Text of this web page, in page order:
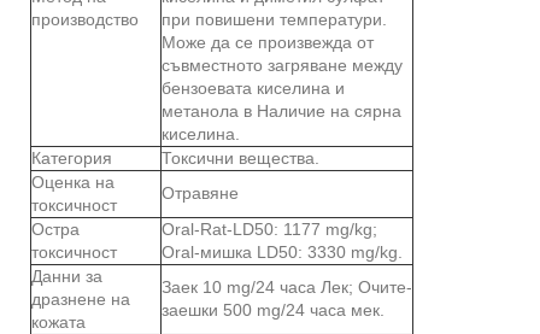
производство
при повишени температури.
Може да се произвежда от
съвместното загряване между
бензоевата киселина и
метанола в Наличие на сярна
киселина.
Категория
Токсични вещества.
Оценка на
токсичност
Отравяне
Остра
токсичност
Oral-Rat-LD50: 1177 mg/kg;
Oral-мишка LD50: 3330 mg/kg.
Данни за
дразнене на
кожата
Заек 10 mg/24 часа Лек; Очите-
заешки 500 mg/24 часа мек.